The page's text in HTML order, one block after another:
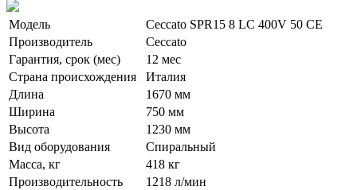
Модель
Ceccato SPR15 8 LC 400V 50 CE
Производитель
Сeccato
Гарантия, срок (мес)
12 мес
Страна происхождения
Италия
Длина
1670 мм
Ширина
750 мм
Высота
1230 мм
Вид оборудования
Спиральный
Масса, кг
418 кг
Производительность
1218 л/мин